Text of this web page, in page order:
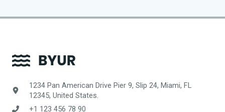
1234 Pan American Drive Pier 9, Slip 24, Miami, FL
12345, United States.
+1 123 456 78 90